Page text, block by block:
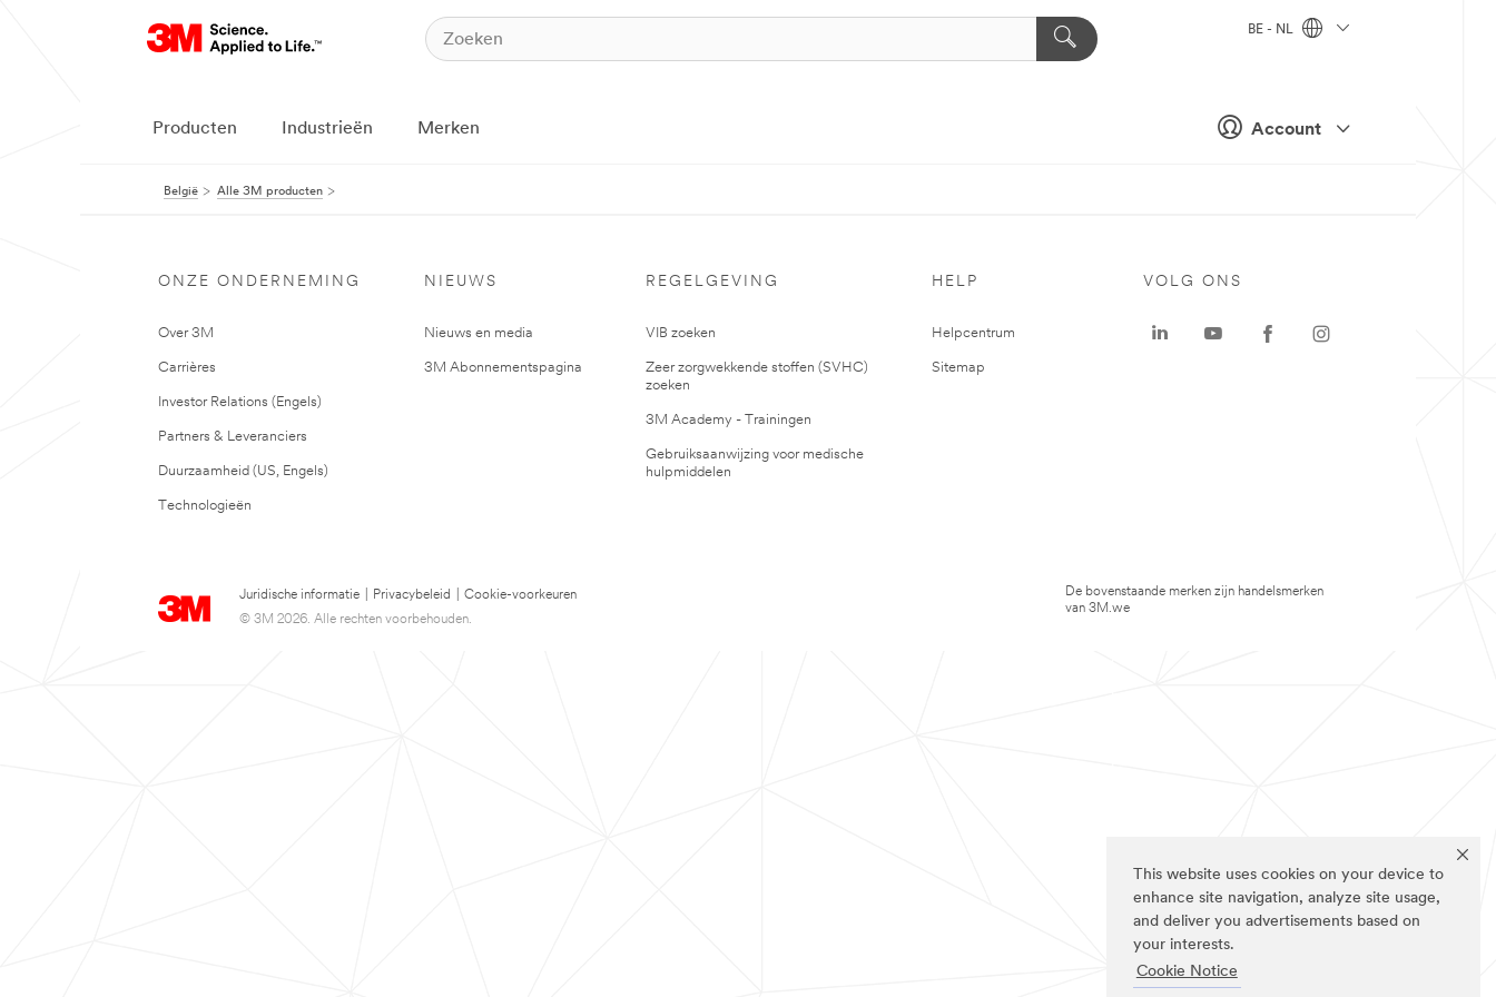
This website uses cookies on your device to
enhance site navigation, analyze site usage,
and deliver you advertisements based on
your interests.
Cookie Notice
Account
BE - NL
Producten Industrieën Merken
België Alle 3M producten
ONZE ONDERNEMING
Over 3M
Carrières
Investor Relations (Engels)
Partners & Leveranciers
Duurzaamheid (US, Engels)
Technologieën
NIEUWS
Nieuws en media
3M Abonnementspagina
REGELGEVING
VIB zoeken
Zeer zorgwekkende stoffen (SVHC)
zoeken
3M Academy - Trainingen
Gebruiksaanwijzing voor medische
hulpmiddelen
HELP
Helpcentrum
Sitemap
Juridische informatie Privacybeleid
Cookie-voorkeuren
© 3M 2026. Alle rechten voorbehouden.
VOLG ONS
De bovenstaande merken zijn handelsmerken
van 3M.we